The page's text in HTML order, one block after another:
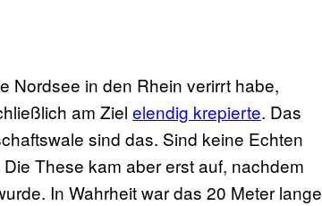
Nordsee in den Rhein verirrt habe,
am Ziel elendig krepierte. Das
sind das. Sind keine Echten
These kam aber erst auf, nachdem
In Wahrheit war das 20 Meter lange